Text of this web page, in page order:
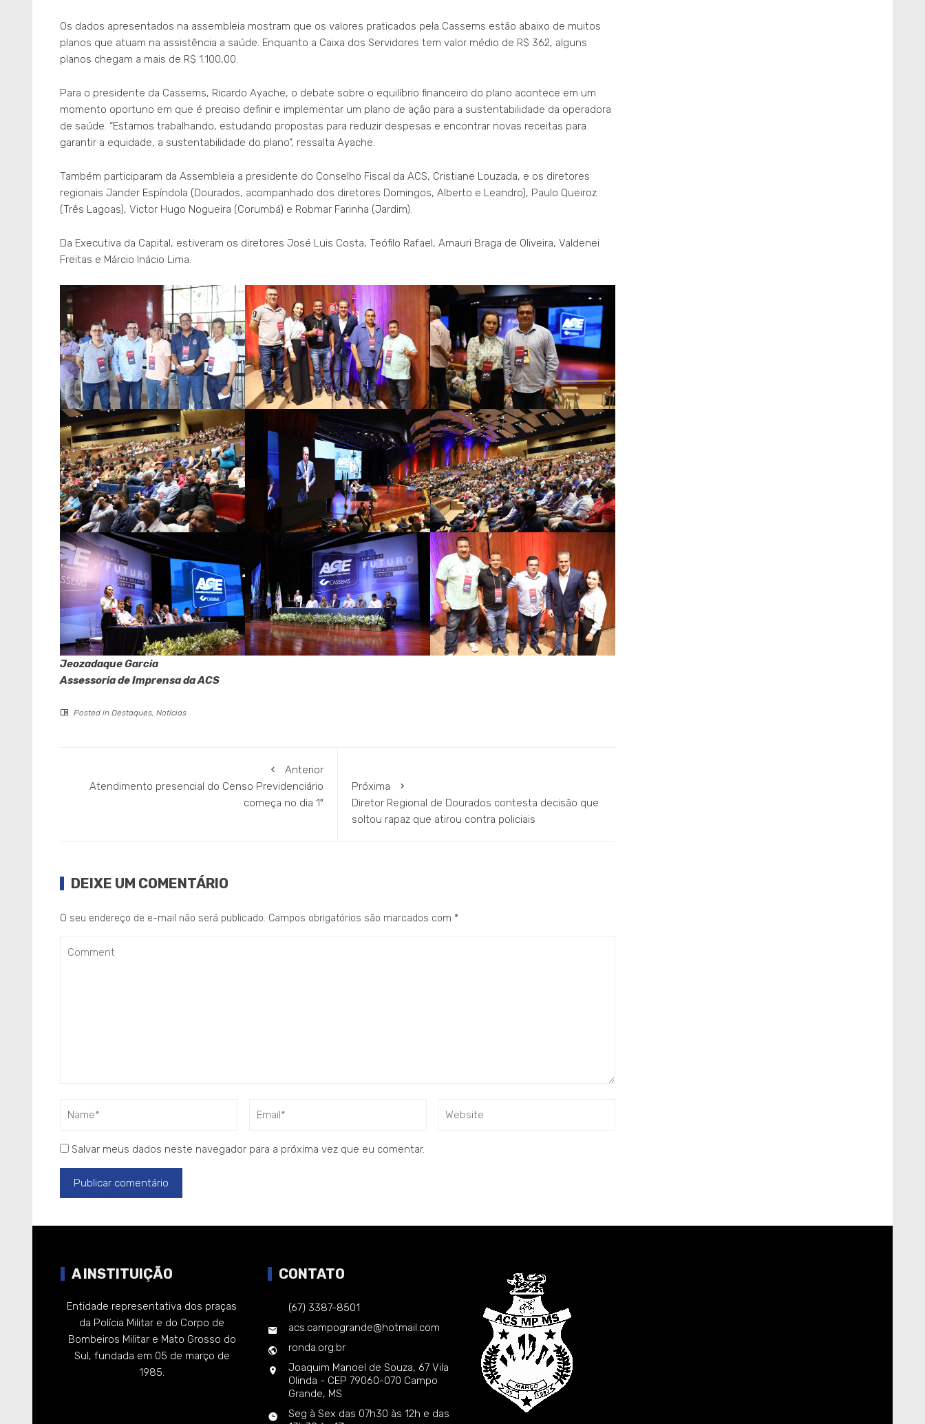
Os dados apresentados na assembleia mostram que os valores praticados pela Cassems estão abaixo de muitos
planos que atuam na assistência a saúde. Enquanto a Caixa dos Servidores tem valor médio de R$ 362, alguns
planos chegam a mais de R$ 1.100,00.
Para o presidente da Cassems, Ricardo Ayache, o debate sobre o equilíbrio financeiro do plano acontece em um
momento oportuno em que é preciso definir e implementar um plano de ação para a sustentabilidade da operadora
de saúde. “Estamos trabalhando, estudando propostas para reduzir despesas e encontrar novas receitas para
garantir a equidade, a sustentabilidade do plano”, ressalta Ayache.
Também participaram da Assembleia a presidente do Conselho Fiscal da ACS, Cristiane Louzada, e os diretores
regionais Jander Espíndola (Dourados, acompanhado dos diretores Domingos, Alberto e Leandro), Paulo Queiroz
(Três Lagoas), Victor Hugo Nogueira (Corumbá) e Robmar Farinha (Jardim).
Da Executiva da Capital, estiveram os diretores José Luis Costa, Teófilo Rafael, Amauri Braga de Oliveira, Valdenei
Freitas e Márcio Inácio Lima.
Jeozadaque Garcia
Assessoria de Imprensa da ACS
Posted in Destaques, Notícias
Anterior
Atendimento presencial do Censo Previdenciário
começa no dia 1º
Próxima
Diretor Regional de Dourados contesta decisão que
soltou rapaz que atirou contra policiais
DEIXE UM COMENTÁRIO
O seu endereço de e-mail não será publicado. Campos obrigatórios são marcados com *
Salvar meus dados neste navegador para a próxima vez que eu comentar.
A INSTITUIÇÃO
Entidade representativa dos praças
da Polícia Militar e do Corpo de
Bombeiros Militar e Mato Grosso do
Sul, fundada em 05 de março de
1985.
CONTATO
(67) 3387-8501
acs.campogrande@hotmail.com
ronda.org.br
Joaquim Manoel de Souza, 67 Vila
Olinda - CEP 79060-070 Campo
Grande, MS
Seg à Sex das 07h30 às 12h e das